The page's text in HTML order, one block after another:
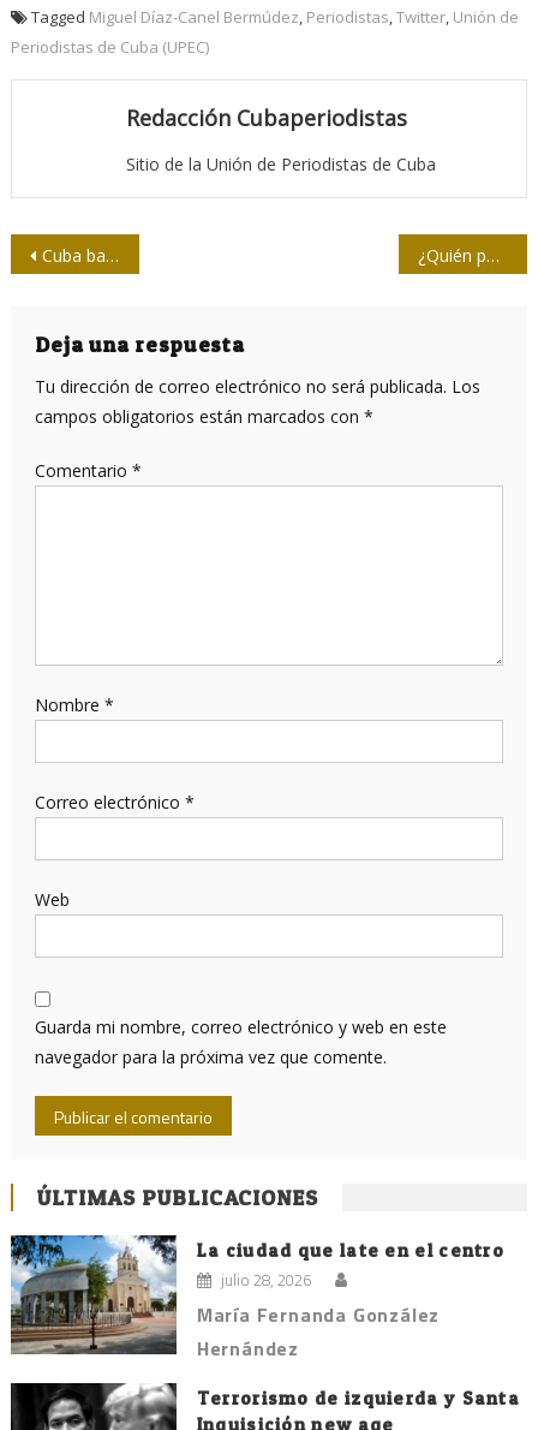
Tagged Miguel Díaz-Canel Bermúdez Periodistas Twitter, Unión de
Periodistas de Cuba (UPEC)
Redacción Cubaperiodistas
Sitio de la Unión de Periodistas de Cuba
Navegación
entradas
Cuba bajo guerra cibernética no declarada por Estados Unidos ¿Quién paga el micrófono?
Deja una respuesta
Tu dirección de correo electrónico no será publicada. Los
campos obligatorios están marcados con *
Comentario *
Nombre *
Correo electrónico *
Web
Guarda mi nombre, correo electrónico y web en este
navegador para la próxima vez que comente.
ÚLTIMAS PUBLICACIONES
La ciudad que late en el centro
julio 28, 2026
María Fernanda González
Hernández
Terrorismo de izquierda y Santa
Inquisición new age